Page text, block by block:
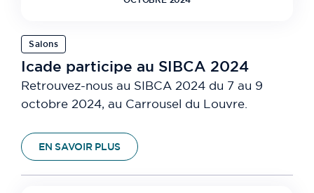
Salons
Icade participe au SIBCA 2024
Retrouvez-nous au SIBCA 2024 du 7 au 9
octobre 2024, au Carrousel du Louvre.
EN SAVOIR PLUS